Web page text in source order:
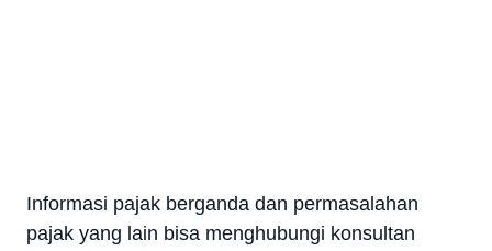
Informasi pajak berganda dan permasalahan
pajak yang lain bisa menghubungi konsultan